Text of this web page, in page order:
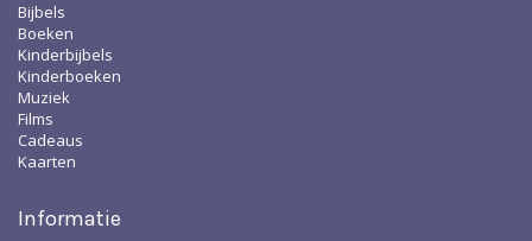
Bijbels
Boeken
Kinderbijbels
Kinderboeken
Muziek
Films
Cadeaus
Kaarten
Informatie